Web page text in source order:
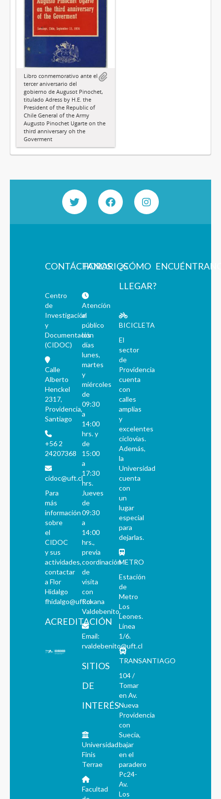
Libro conmemorativo ante el
tercer aniversario del
gobierno de Augusot Pinochet,
titulado Adress by H.E. the
President of the Republic of
Chile General of the Army
Augusto Pinochet Ugarte on the
third anniversary oh the
Goverment
CONTÁCTANOS
Centro
de
Investigación
y
Documentación
(CIDOC)
Calle
Alberto
Henckel
2317,
Providencia,
Santiago
+56 2
24207368
cidoc@uft.cl
Para
más
información
sobre
el
CIDOC
y sus
actividades,
contactar
a Flor
Hidalgo
fhidalgo@uft.cl
ACREDITACIÓN
HORARIOS
Atención
al
público
los
días
lunes,
martes
y
miércoles
de
09:30
a
14:00
hrs. y
de
15:00
a
17:30
hrs.
Jueves
de
09:30
a
14:00
hrs.,
previa
coordinación
de
visita
con
Roxana
Valdebenito.
Email:
rvaldebenito@uft.cl
SITIOS
DE
INTERÉS
Universidad
Finis
Terrae
Facultad
¿CÓMO
LLEGAR?
BICICLETA
El
sector
de
Providencia
cuenta
con
calles
amplias
y
excelentes
ciclovías.
Además,
la
Universidad
cuenta
con
un
lugar
especial
para
dejarlas.
METRO
Estación
de
Metro
Los
Leones.
Línea
1/6.
TRANSANTIAGO
104 /
Tomar
en Av.
Nueva
Providencia
con
Suecia,
bajar
en el
paradero
Pc24-
Av.
Los